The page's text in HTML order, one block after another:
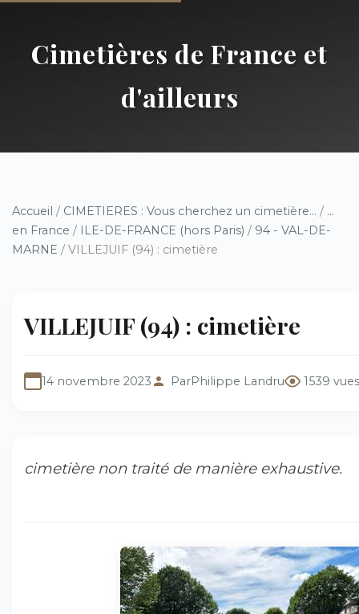
Cimetières de France et
d'ailleurs
Accueil / CIMETIERES : Vous cherchez un cimetière... / ...
en France / ILE-DE-FRANCE (hors Paris) / 94 - VAL-DE-
MARNE / VILLEJUIF (94) : cimetière
VILLEJUIF (94) : cimetière
14 novembre 2023 ParPhilippe Landru 1539 vues
cimetière non traité de manière exhaustive.